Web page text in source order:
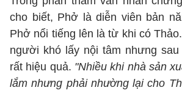
cho biết, Phở là diễn viên bản
Phở nổi tiếng lên là từ khi có
người khó lấy nội tâm nhưng
rất hiệu quả. "Nhiều khi nhà sản
lắm nhưng phải nhường lại cho